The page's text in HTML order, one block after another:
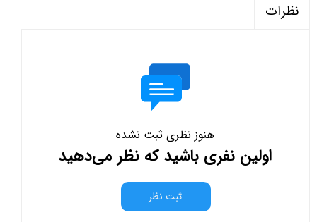
نظرات
هنوز نظری ثبت نشده
اولین نفری باشید که نظر می‌دهید
ثبت نظر